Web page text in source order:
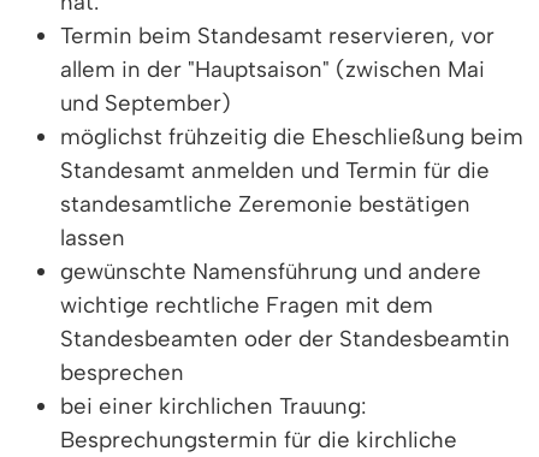
Termin beim Standesamt reservieren, vor
allem in der "Hauptsaison" (zwischen Mai
und September)
möglichst frühzeitig die Eheschließung beim
Standesamt anmelden und Termin für die
standesamtliche Zeremonie bestätigen
lassen
gewünschte Namensführung und andere
wichtige rechtliche Fragen mit dem
Standesbeamten oder der Standesbeamtin
besprechen
bei einer kirchlichen Trauung:
Besprechungstermin für die kirchliche